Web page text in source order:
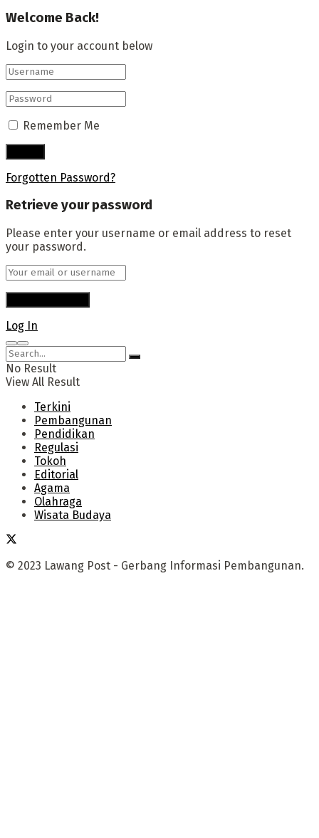
Welcome Back!
Login to your account below
Remember Me
Forgotten Password?
Retrieve your password
Please enter your username or email address to reset
your password.
Log In
No Result
View All Result
Terkini
Pembangunan
Pendidikan
Regulasi
Tokoh
Editorial
Agama
Olahraga
Wisata Budaya
© 2023 Lawang Post - Gerbang Informasi Pembangunan.